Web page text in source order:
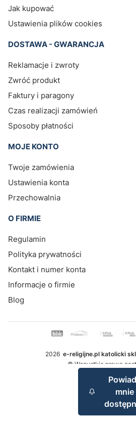
Jak kupować
Ustawienia plików cookies
DOSTAWA - GWARANCJA
Reklamacje i zwroty
Zwróć produkt
Faktury i paragony
Czas realizacji zamówień
Sposoby płatności
MOJE KONTO
Twoje zamówienia
Ustawienia konta
Przechowalnia
O FIRMIE
Regulamin
Polityka prywatności
Kontakt i numer konta
Informacje o firmie
Blog
2026 e-religijne.pl katolicki
© Wszystkie prawa
Szablon Avant
Sklep internetowy
mnie